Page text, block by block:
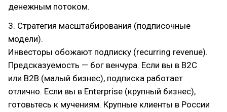
денежным потоком.
3. Стратегия масштабирования (подписочные
модели).
Инвесторы обожают подписку (recurring revenue).
Предсказуемость — бог венчура. Если вы в B2C
или B2B (малый бизнес), подписка работает
отлично. Если вы в Enterprise (крупный бизнес),
готовьтесь к мучениям. Крупные клиенты в России